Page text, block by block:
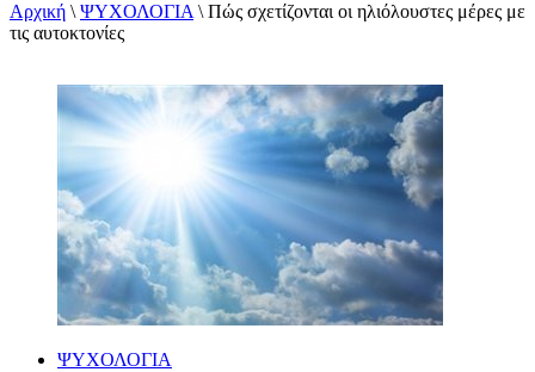
Αλεξάνδρα Καππάτου Ψυχολόγος –
Παιδοψυχολόγος
Αρχική \ ΨΥΧΟΛΟΓΙΑ \ Πώς σχετίζονται οι ηλιόλουστες μέρες με
τις αυτοκτονίες
ΨΥΧΟΛΟΓΙΑ